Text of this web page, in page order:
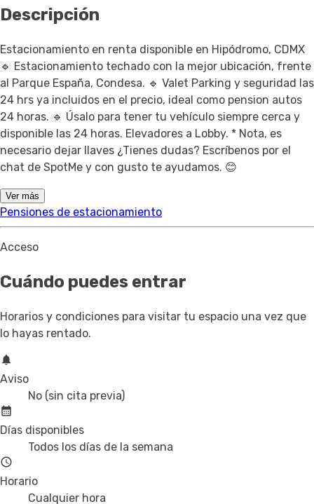
Descripción
Estacionamiento en renta disponible en Hipódromo, CDMX
🔹 Estacionamiento techado con la mejor ubicación, frente
al Parque España, Condesa. 🔹 Valet Parking y seguridad las
24 hrs ya incluidos en el precio, ideal como pension autos
24 horas. 🔹 Úsalo para tener tu vehículo siempre cerca y
disponible las 24 horas. Elevadores a Lobby. * Nota, es
necesario dejar llaves ¿Tienes dudas? Escríbenos por el
chat de SpotMe y con gusto te ayudamos. 😊
Ver más
Pensiones de estacionamiento
Acceso
Cuándo puedes entrar
Horarios y condiciones para visitar tu espacio una vez que
lo hayas rentado.
Aviso
No (sin cita previa)
Días disponibles
Todos los días de la semana
Horario
Cualquier hora